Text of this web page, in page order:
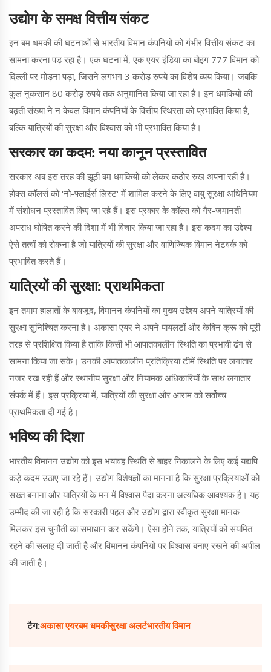
उद्योग के समक्ष वित्तीय संकट
इन बम धमकी की घटनाओं से भारतीय विमान कंपनियों को गंभीर वित्तीय संकट का
सामना करना पड़ रहा है। एक घटना में, एक एयर इंडिया का बोइंग 777 विमान को
दिल्ली पर मोड़ना पड़ा, जिसने लगभग 3 करोड़ रुपये का विशेष व्यय किया। जबकि
कुल नुकसान 80 करोड़ रुपये तक अनुमानित किया जा रहा है। इन धमकियों की
बढ़ती संख्या ने न केवल विमान कंपनियों के वित्तीय स्थिरता को प्रभावित किया है,
बल्कि यात्रियों की सुरक्षा और विश्वास को भी प्रभावित किया है।
सरकार का कदम: नया कानून प्रस्तावित
सरकार अब इस तरह की झूठी बम धमकियों को लेकर कठोर रुख अपना रही है।
होक्स कॉलर्स को 'नो-फ्लाईर्स लिस्ट' में शामिल करने के लिए वायु सुरक्षा अधिनियम
में संशोधन प्रस्तावित किए जा रहे हैं। इस प्रकार के कॉल्स को गैर-जमानती
अपराध घोषित करने की दिशा में भी विचार किया जा रहा है। इस कदम का उद्देश्य
ऐसे तत्वों को रोकना है जो यात्रियों की सुरक्षा और वाणिज्यिक विमान नेटवर्क को
प्रभावित करते हैं।
यात्रियों की सुरक्षा: प्राथमिकता
इन तमाम हालातों के बावजूद, विमानन कंपनियों का मुख्य उद्देश्य अपने यात्रियों की
सुरक्षा सुनिश्चित करना है। अकासा एयर ने अपने पायलटों और केबिन क्रू को पूरी
तरह से प्रशिक्षित किया है ताकि किसी भी आपातकालीन स्थिति का प्रभावी ढंग से
सामना किया जा सके। उनकी आपातकालीन प्रतिक्रिया टीमें स्थिति पर लगातार
नजर रख रही हैं और स्थानीय सुरक्षा और नियामक अधिकारियों के साथ लगातार
संपर्क में हैं। इस प्रक्रिया में, यात्रियों की सुरक्षा और आराम को सर्वोच्च
प्राथमिकता दी गई है।
भविष्य की दिशा
भारतीय विमानन उद्योग को इस भयावह स्थिति से बाहर निकालने के लिए कई यद्यपि
कड़े कदम उठाए जा रहे हैं। उद्योग विशेषज्ञों का मानना है कि सुरक्षा प्रक्रियाओं को
सख्त बनाना और यात्रियों के मन में विश्वास पैदा करना अत्यधिक आवश्यक है। यह
उम्मीद की जा रही है कि सरकारी पहल और उद्योग द्वारा स्वीकृत सुरक्षा मानक
मिलकर इस चुनौती का समाधान कर सकेंगे। ऐसा होने तक, यात्रियों को संयमित
रहने की सलाह दी जाती है और विमानन कंपनियों पर विश्वास बनाए रखने की अपील
की जाती है।
टैग:अकासा एयरबम धमकीसुरक्षा अलर्टभारतीय विमान